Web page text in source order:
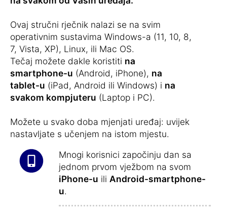
Ovaj stručni rječnik nalazi se na svim
operativnim sustavima Windows-a (11, 10, 8,
7, Vista, XP), Linux, ili Mac OS.
Tečaj možete dakle koristiti na
smartphone-u (Android, iPhone), na
tablet-u (iPad, Android ili Windows) i na
svakom kompjuteru (Laptop i PC).
Možete u svako doba mjenjati uređaj: uvijek
nastavljate s učenjem na istom mjestu.
Mnogi korisnici započinju dan sa
jednom prvom vježbom na svom
iPhone-u ili Android-smartphone-
u.